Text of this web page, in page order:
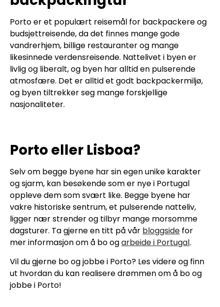
Porto er et populært reisemål for backpackere og
budsjettreisende, da det finnes mange gode
vandrerhjem, billige restauranter og mange
likesinnede verdensreisende. Nattelivet i byen er
livlig og liberalt, og byen har alltid en pulserende
atmosfære. Det er alltid et godt backpackermiljø,
og byen tiltrekker seg mange forskjellige
nasjonaliteter.
Porto eller Lisboa?
Selv om begge byene har sin egen unike karakter
og sjarm, kan besøkende som er nye i Portugal
oppleve dem som svært like. Begge byene har
vakre historiske sentrum, et pulserende natteliv,
ligger nær strender og tilbyr mange morsomme
dagsturer. Ta gjerne en titt på vår bloggside for
mer informasjon om å bo ogarbeide i Portugal.
Vil du gjerne bo og jobbe i Porto? Les videre og finn
ut hvordan du kan realisere drømmen om å bo og
jobbe i Porto!